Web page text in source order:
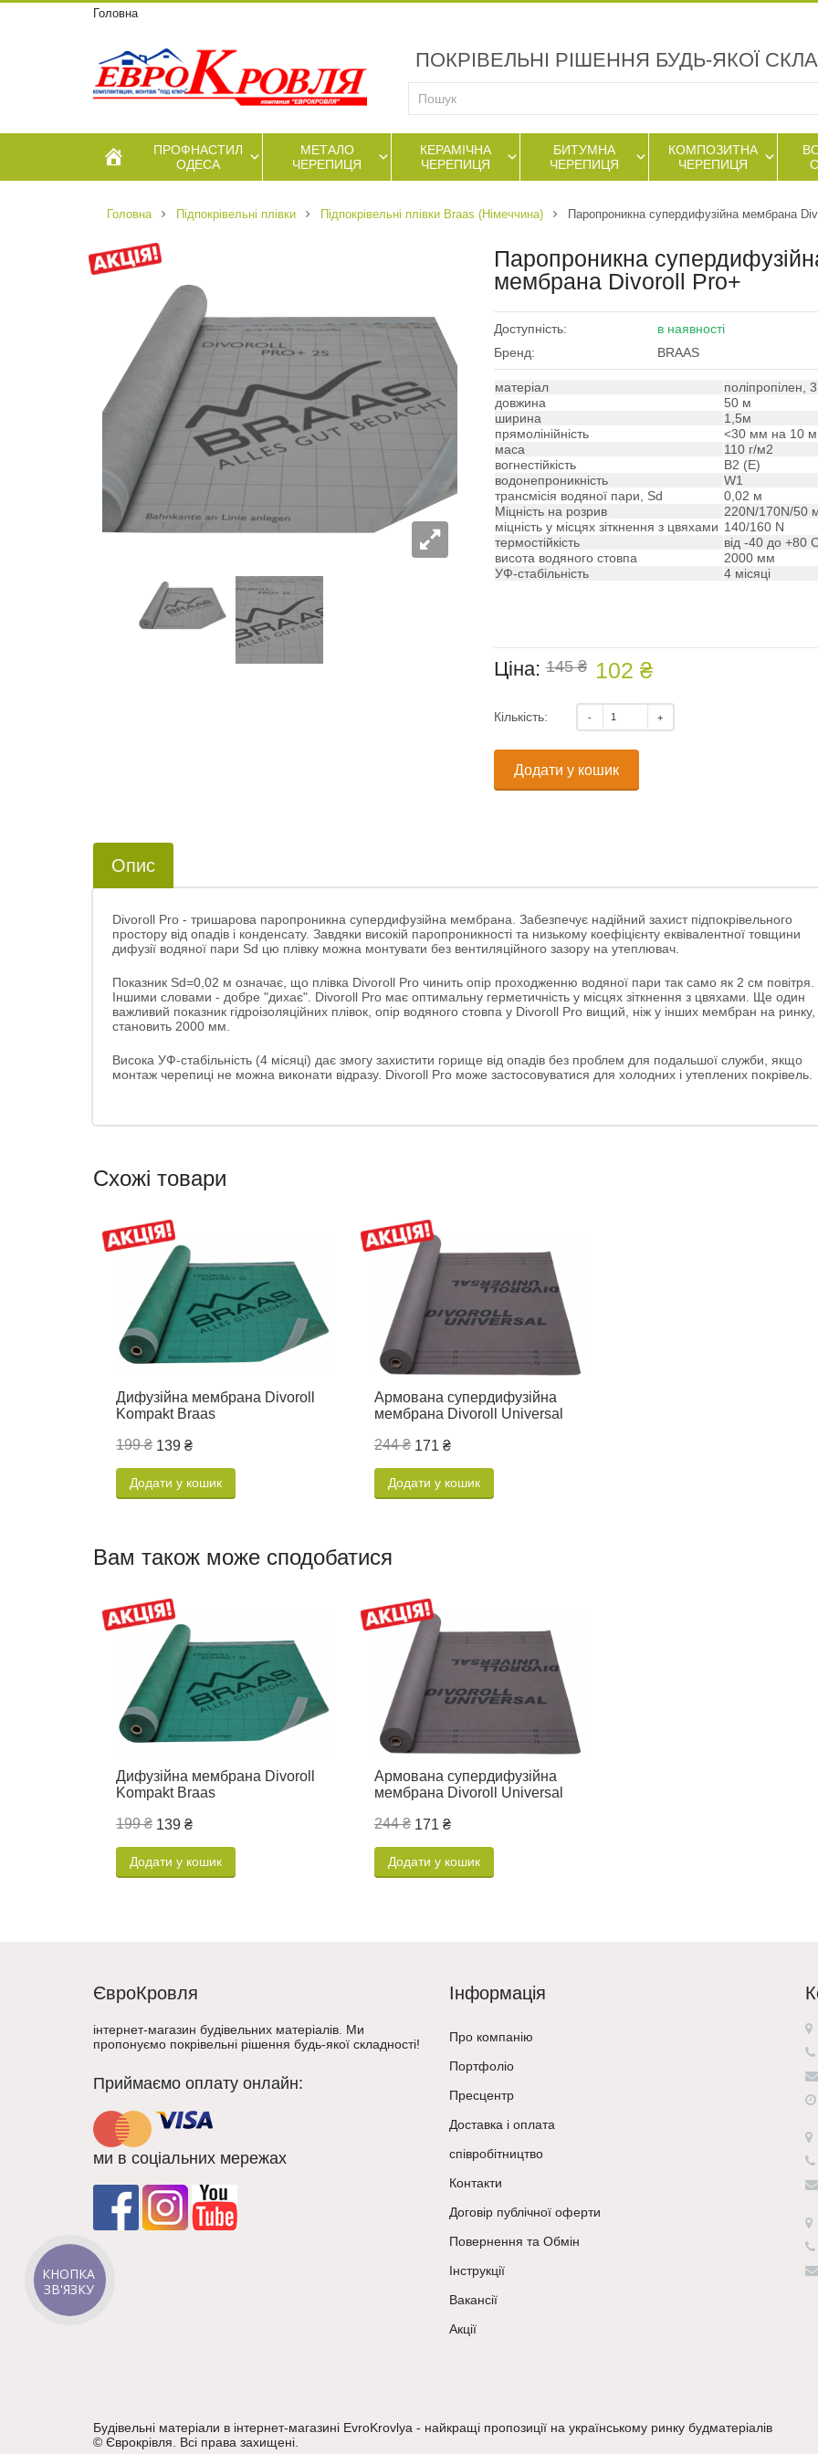
Головна
ПОКРІВЕЛЬНІ РІШЕННЯ БУДЬ-ЯКОЇ
ПРОФНАСТИЛ
ОДЕСА
МЕТАЛО
ЧЕРЕПИЦЯ
КЕРАМІЧНА
ЧЕРЕПИЦЯ
БИТУМНА
ЧЕРЕПИЦЯ
КОМПОЗИТНА
ЧЕРЕПИЦЯ
Головна Підпокрівельні плівки Підпокрівельні плівки Braas (Німеччина) Паропроникна супердифузійна мембрана
Паропроникна
мембрана Divoroll Pro+
Доступність:
в наявності
Бренд:
BRAAS
матеріал
поліпропілен,
довжина
50 м
ширина
1,5м
прямолінійність
<30 мм на 10 м
маса
110 г/м2
вогнестійкість
B2 (E)
водонепроникність
W1
трансмісія водяної пари, Sd
0,02 м
Міцність на розрив
220N/170N/50
міцність у місцях зіткнення з цвяхами 140/160 N
термостійкість
від -40 до +80
висота водяного стовпа
2000 мм
УФ-стабільність
4 місяці
Ціна:145 ₴ 102 ₴
Кількість:
Додати у кошик
Опис
Divoroll Pro - тришарова паропроникна супердифузійна мембрана. Забезпечує надійний захист підпокрівельного
простору від опадів і конденсату. Завдяки високій паропроникності та низькому коефіцієнту еквівалентної товщини
дифузії водяної пари Sd цю плівку можна монтувати без вентиляційного зазору на утеплювач.
Показник Sd=0,02 м означає, що плівка Divoroll Pro чинить опір проходженню водяної пари так само як 2 см повітря.
Іншими словами - добре "дихає". Divoroll Pro має оптимальну герметичність у місцях зіткнення з цвяхами. Ще один
важливий показник гідроізоляційних плівок, опір водяного стовпа у Divoroll Pro вищий, ніж у інших мембран на ринку,
становить 2000 мм.
Висока УФ-стабільність (4 місяці) дає змогу захистити горище від опадів без проблем для подальшої служби, якщо
монтаж черепиці не можна виконати відразу. Divoroll Pro може застосовуватися для холодних і утеплених покрівель.
Схожі товари
Дифузійна мембрана Divoroll
Kompakt Braas
199 ₴ 139 ₴
Додати у кошик
Армована супердифузійна
мембрана Divoroll Universal
244 ₴ 171 ₴
Додати у кошик
Вам також може сподобатися
Дифузійна мембрана Divoroll
Kompakt Braas
199 ₴ 139 ₴
Додати у кошик
Армована супердифузійна
мембрана Divoroll Universal
244 ₴ 171 ₴
Додати у кошик
ЄвроКровля
інтернет-магазин будівельних матеріалів. Ми
пропонуємо покрівельні рішення будь-якої складності!
Приймаємо оплату онлайн:
ми в соціальних мережах
Інформація
Про компанію
Портфоліо
Пресцентр
Доставка і оплата
співробітництво
Контакти
Договір публічної оферти
Повернення та Обмін
Інструкції
Вакансії
Акції
Будівельні матеріали в інтернет-магазині EvroKrovlya - найкращі пропозиції на українському ринку будматеріалів
© Єврокрівля. Всі права захищені.
КНОПКА
ЗВ'ЯЗКУ